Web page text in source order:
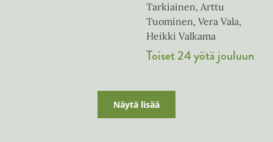
Tarkiainen, Arttu
Tuominen, Vera Vala,
Heikki Valkama
Toiset 24 yötä jouluun
Näytä lisää